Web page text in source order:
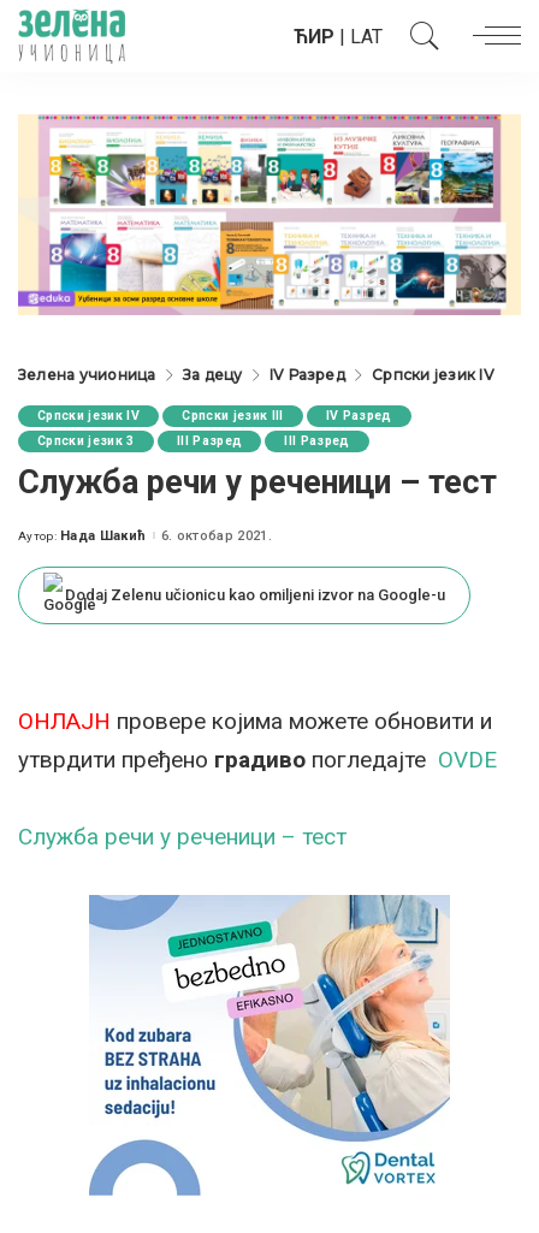
ЋИР | LAT
Зелена учионица За децу IV Разред Српски језик IV
Српски језик IV Српски језик III
IV Разред
Српски језик 3
III Разред III Разред
Служба речи у реченици – тест
Posted
Аутор: Нада Шакић 6. октобар 2021.
Dodaj Zelenu učionicu kao omiljeni izvor na Google-u
ОНЛАЈН провере којима можете обновити и
утврдити пређено градиво погледајте OVDE
Служба речи у реченици – тест